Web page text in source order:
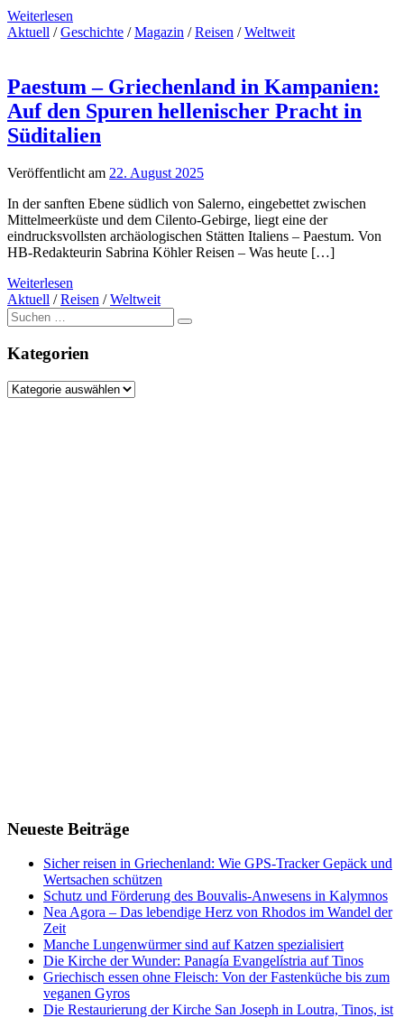
Weiterlesen
Aktuell /Geschichte /Magazin /Reisen /Weltweit
Paestum – Griechenland in Kampanien:
Auf den Spuren hellenischer Pracht in
Süditalien
Veröffentlicht am 22. August 2025
In der sanften Ebene südlich von Salerno, eingebettet zwischen
Mittelmeerküste und dem Cilento-Gebirge, liegt eine der
eindrucksvollsten archäologischen Stätten Italiens – Paestum. Von
HB-Redakteurin Sabrina Köhler Reisen – Was heute […]
Weiterlesen
Aktuell /Reisen /Weltweit
Suche
nach:
Kategorien
Kategorien
Neueste Beiträge
Sicher reisen in Griechenland: Wie GPS-Tracker Gepäck und
Wertsachen schützen
Schutz und Förderung des Bouvalis-Anwesens in Kalymnos
Nea Agora – Das lebendige Herz von Rhodos im Wandel der
Zeit
Manche Lungenwürmer sind auf Katzen spezialisiert
Die Kirche der Wunder: Panagía Evangelístria auf Tinos
Griechisch essen ohne Fleisch: Von der Fastenküche bis zum
veganen Gyros
Die Restaurierung der Kirche San Joseph in Loutra, Tinos, ist